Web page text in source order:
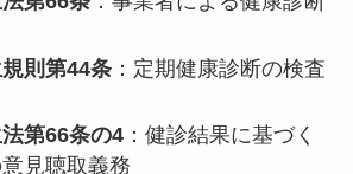
則第44条：定期健康診断の検査
第66条の4：健診結果に基づく
見聴取義務